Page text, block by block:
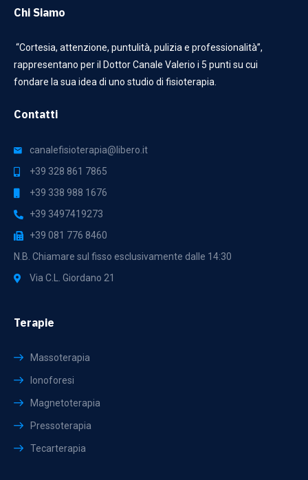
Chi Siamo
“Cortesia, attenzione, puntulità, pulizia e professionalità”,
rappresentano per il Dottor Canale Valerio i 5 punti su cui
fondare la sua idea di uno studio di fisioterapia.
Contatti
canalefisioterapia@libero.it
+39 328 861 7865
+39 338 988 1676
+39 3497419273
+39 081 776 8460
N.B. Chiamare sul fisso esclusivamente dalle 14:30
Via C.L. Giordano 21
Terapie
Massoterapia
Ionoforesi
Magnetoterapia
Pressoterapia
Tecarterapia